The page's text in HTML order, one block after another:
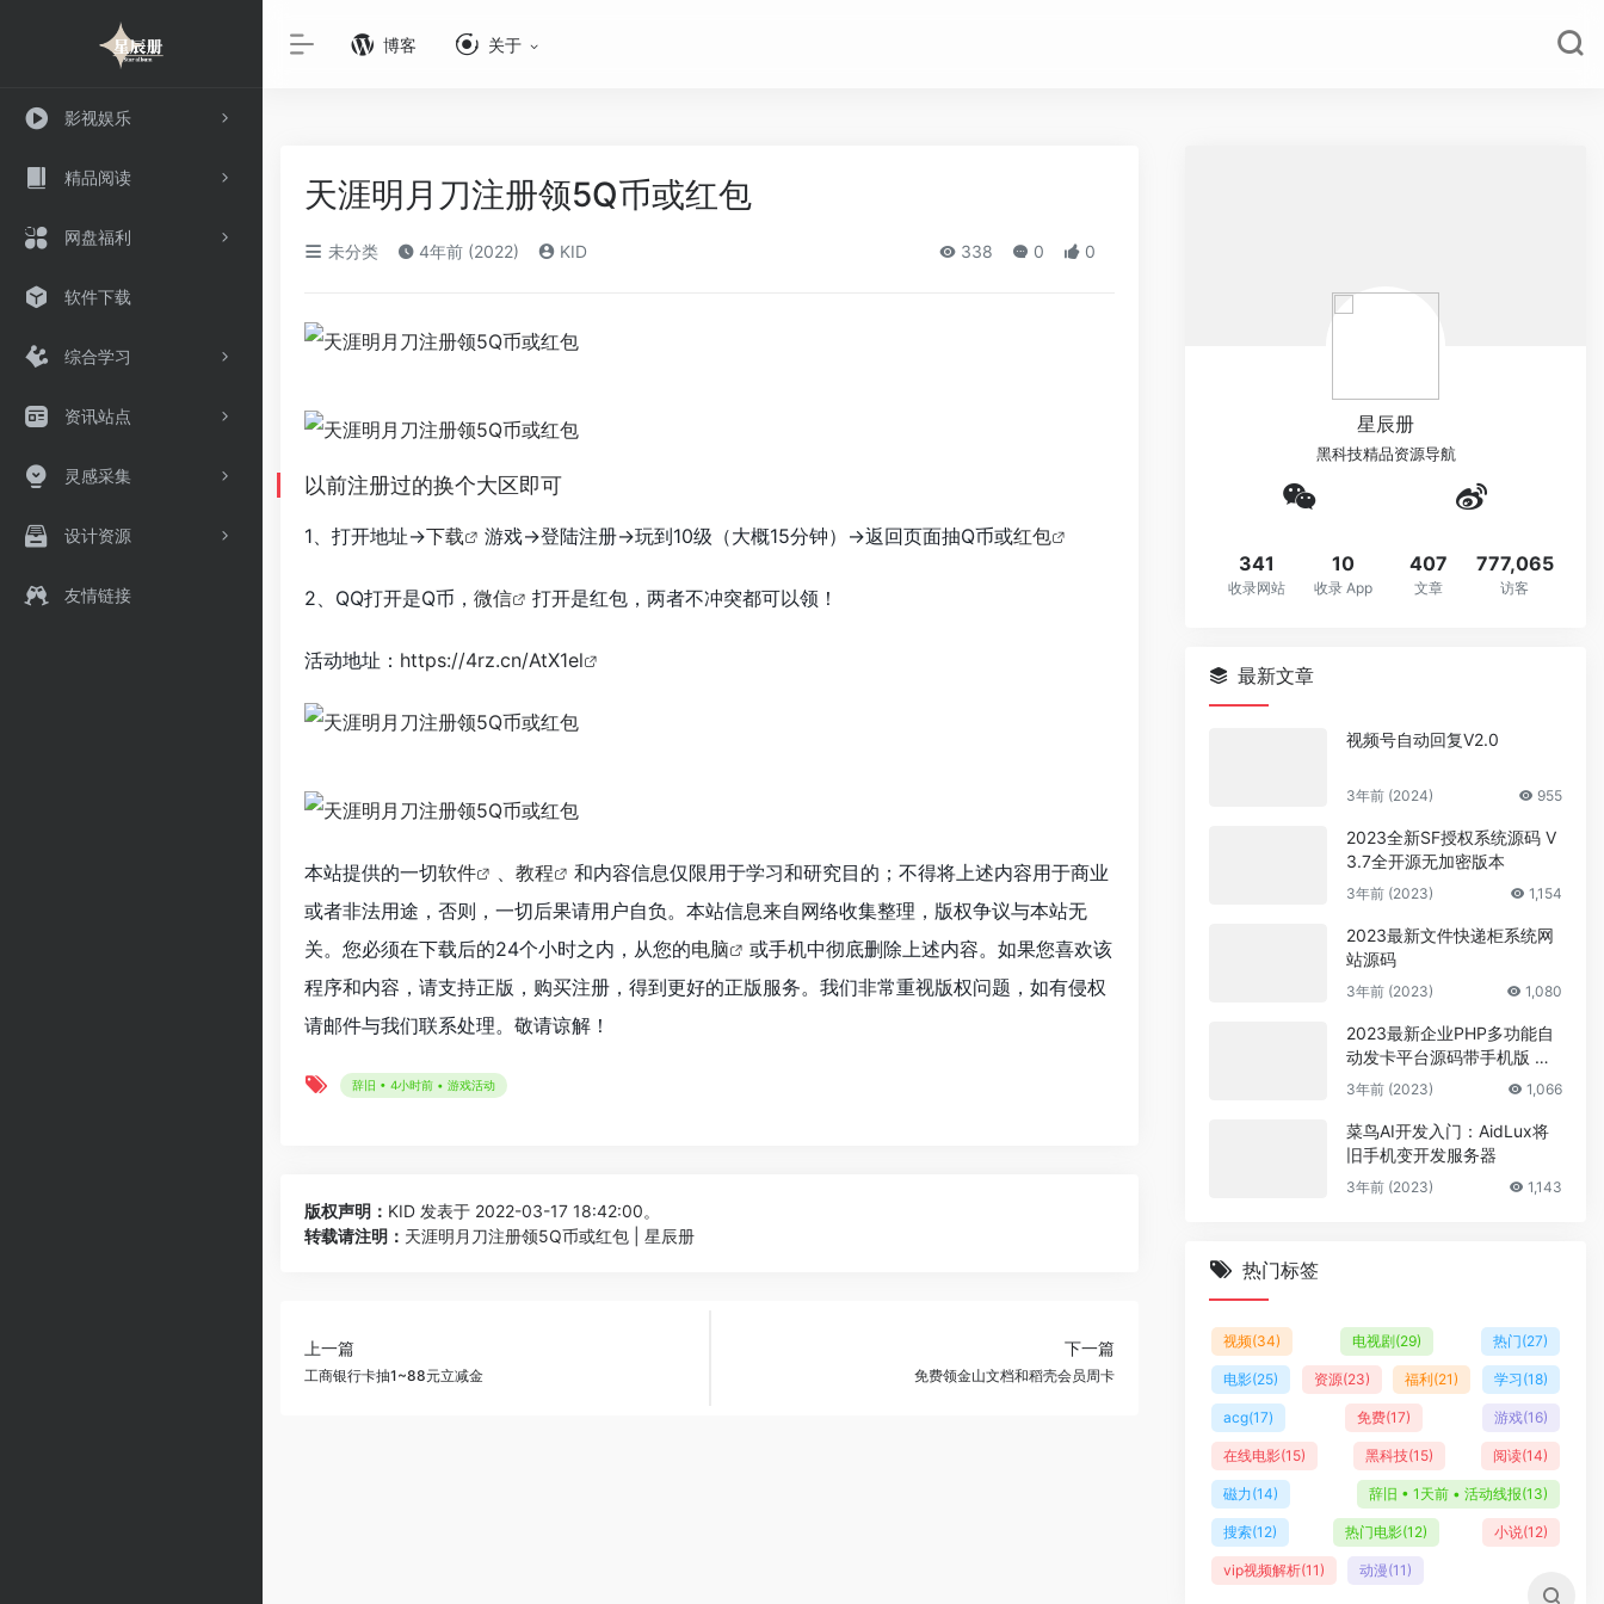
影视娱乐
精品阅读
网盘福利
软件下载
综合学习
资讯站点
灵感采集
设计资源
友情链接
博客 关于
天涯明月刀注册领5Q币或红包
未分类 4年前 (2022) KID 338 0 0
以前注册过的换个大区即可
1、打开地址->下载 游戏->登陆注册->玩到10级（大概15分钟）->返回页面抽Q币或红包
2、QQ打开是Q币， 微信 打开是红包，两者不冲突都可以领！
活动地址： https://4rz.cn/AtX1el
本站提供的一切软件 、 教程
和内容信息仅限用于学习和研究目的；不得将上述内容用于商业
或者非法用途，否则，一切后果请用户自负。本站信息来自网络收集整理，版权争议与本站无
关。您必须在下载后的24个小时之内，从您的电脑
或手机中彻底删除上述内容。如果您喜欢该
程序和内容，请支持正版，购买注册，得到更好的正版服务。我们非常重视版权问题，如有侵权
请邮件与我们联系处理。敬请谅解！
辞旧 • 4小时前 • 游戏活动
版权声明： KID 发表于 2022-03-17 18:42:00。
转载请注明： 天涯明月刀注册领5Q币或红包 | 星辰册
上一篇
工商银行卡抽1~88元立减金
下一篇
免费领金山文档和稻壳会员周卡
星辰册
黑科技精品资源导航
341
收录网站
10
收录 App
407
文章
777,065
访客
最新文章
视频号自动回复V2.0
3年前 (2024) 955
2023全新SF授权系统源码 V
3.7全开源无加密版本
3年前 (2023) 1,154
2023最新文件快递柜系统网
站源码
3年前 (2023) 1,080
2023最新企业PHP多功能自
动发卡平台源码带手机版 带
多套商户模板
3年前 (2023) 1,066
菜鸟AI开发入门：AidLux将
旧手机变开发服务器
3年前 (2023) 1,143
热门标签
视频(34) 电视剧(29) 热门(27)
电影(25) 资源(23) 福利(21) 学习(18)
acg(17) 免费(17) 游戏(16)
在线电影(15) 黑科技(15) 阅读(14)
磁力(14) 辞旧 • 1天前 • 活动线报(13)
搜索(12) 热门电影(12) 小说(12)
vip视频解析(11) 动漫(11)